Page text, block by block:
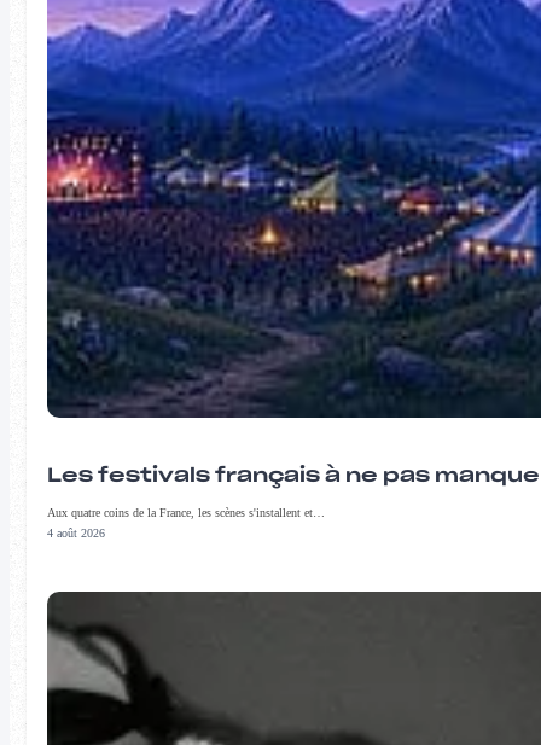
Les festivals français à ne pas
Aux quatre coins de la France, les scènes s'installent et…
4 août 2026